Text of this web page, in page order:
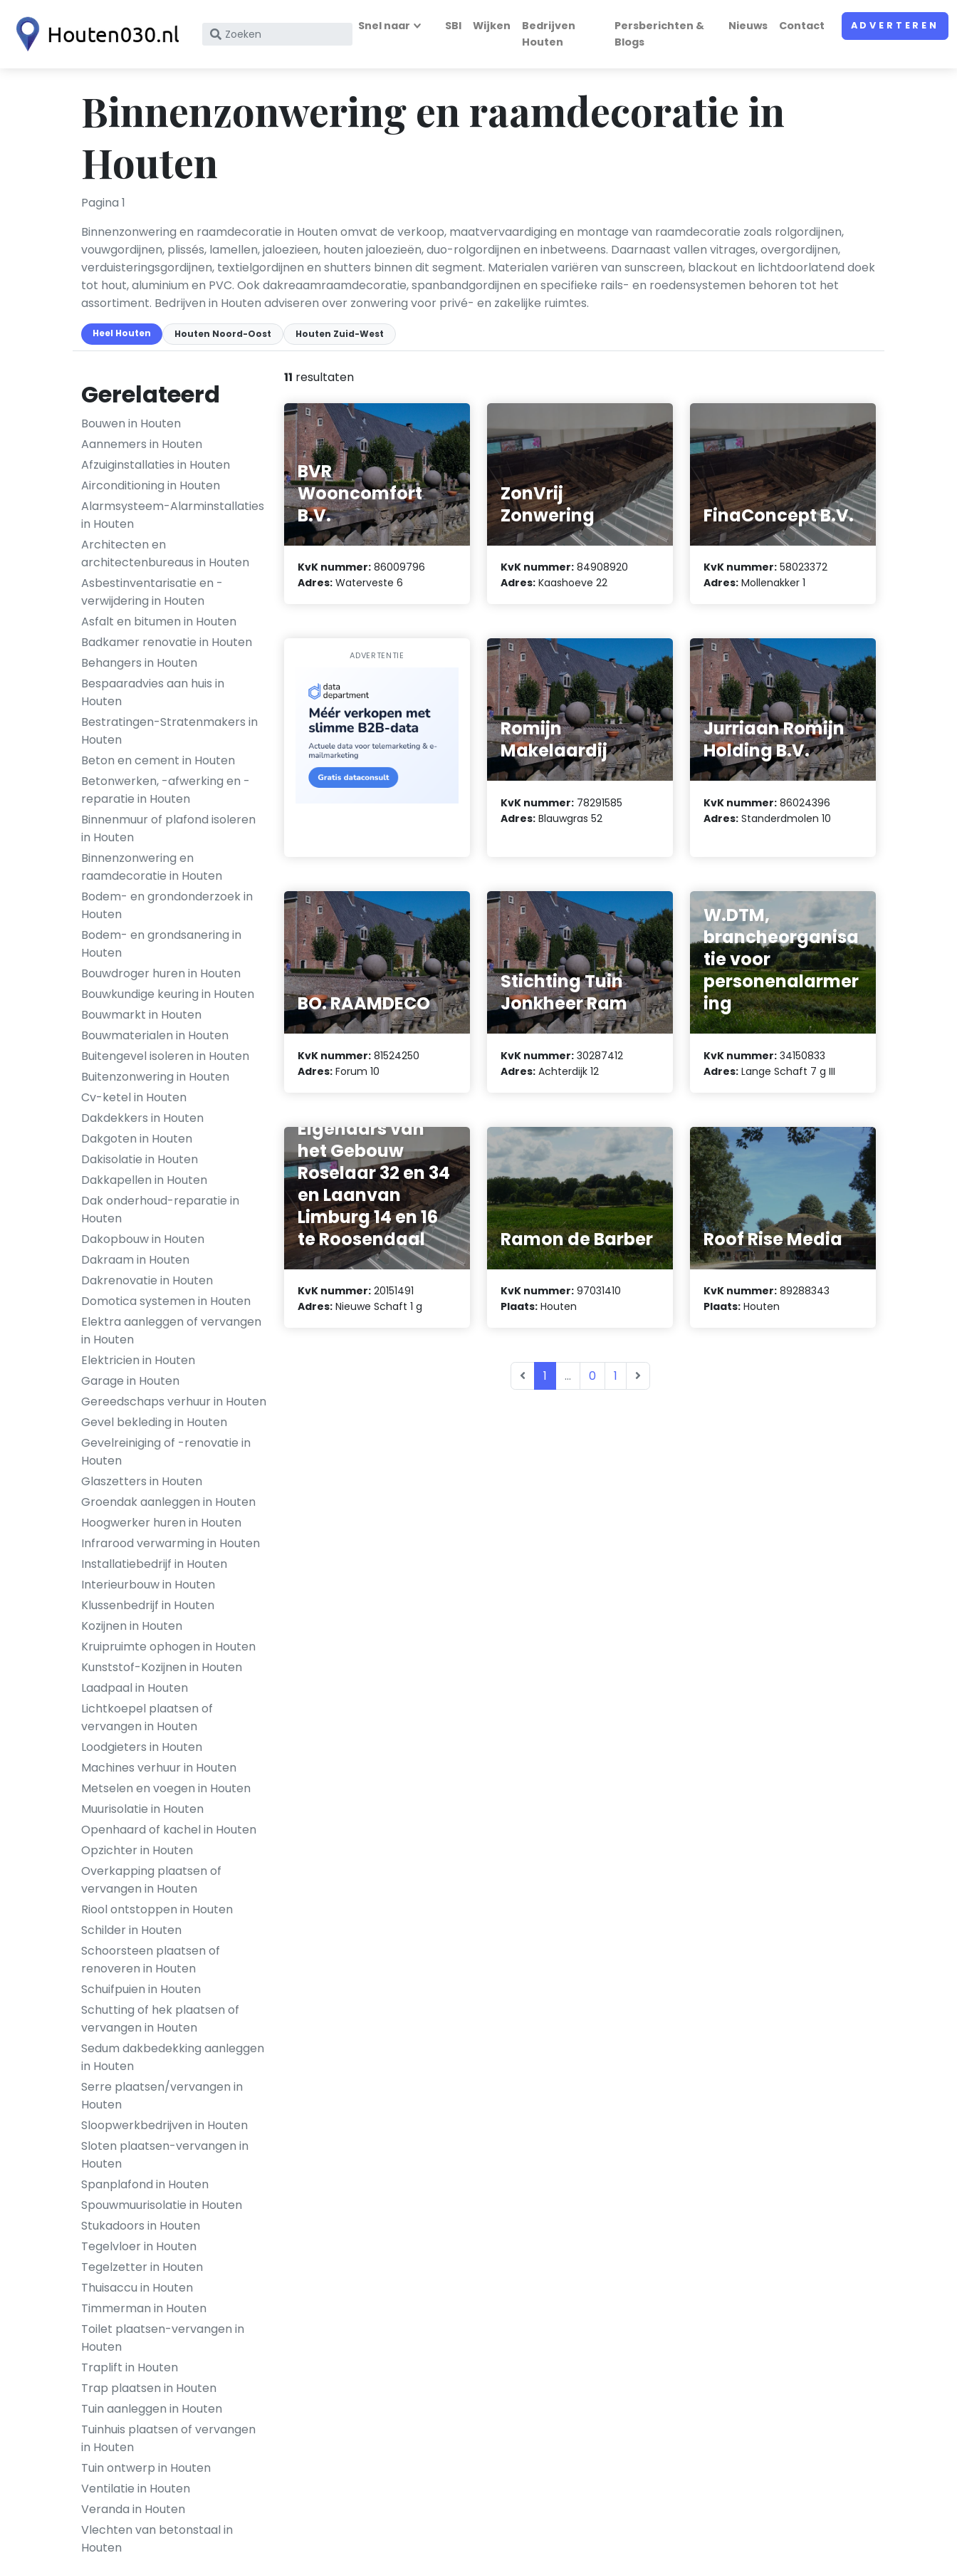
Zoek
KvK
nummer
Snel naar SBI Wijken
Bedrijven
Houten
Persberichten &
Blogs
Nieuws Contact ADVERTEREN
Binnenzonwering en raamdecoratie in
Houten
Pagina 1
Binnenzonwering en raamdecoratie in Houten omvat de verkoop, maatvervaardiging en montage van raamdecoratie zoals rolgordijnen,
vouwgordijnen, plissés, lamellen, jaloezieen, houten jaloezieën, duo-rolgordijnen en inbetweens. Daarnaast vallen vitrages, overgordijnen,
verduisteringsgordijnen, textielgordijnen en shutters binnen dit segment. Materialen variëren van sunscreen, blackout en lichtdoorlatend doek
tot hout, aluminium en PVC. Ook dakreaamraamdecoratie, spanbandgordijnen en specifieke rails- en roedensystemen behoren tot het
assortiment. Bedrijven in Houten adviseren over zonwering voor privé- en zakelijke ruimtes.
Heel Houten Houten Noord-Oost Houten Zuid-West
Gerelateerd
Bouwen in Houten
Aannemers in Houten
Afzuiginstallaties in Houten
Airconditioning in Houten
Alarmsysteem-Alarminstallaties
in Houten
Architecten en
architectenbureaus in Houten
Asbestinventarisatie en -
verwijdering in Houten
Asfalt en bitumen in Houten
Badkamer renovatie in Houten
Behangers in Houten
Bespaaradvies aan huis in
Houten
Bestratingen-Stratenmakers in
Houten
Beton en cement in Houten
Betonwerken, -afwerking en -
reparatie in Houten
Binnenmuur of plafond isoleren
in Houten
Binnenzonwering en
raamdecoratie in Houten
Bodem- en grondonderzoek in
Houten
Bodem- en grondsanering in
Houten
Bouwdroger huren in Houten
Bouwkundige keuring in Houten
Bouwmarkt in Houten
Bouwmaterialen in Houten
Buitengevel isoleren in Houten
Buitenzonwering in Houten
Cv-ketel in Houten
Dakdekkers in Houten
Dakgoten in Houten
Dakisolatie in Houten
Dakkapellen in Houten
Dak onderhoud-reparatie in
Houten
Dakopbouw in Houten
Dakraam in Houten
Dakrenovatie in Houten
Domotica systemen in Houten
Elektra aanleggen of vervangen
in Houten
Elektricien in Houten
Garage in Houten
Gereedschaps verhuur in Houten
Gevel bekleding in Houten
Gevelreiniging of -renovatie in
Houten
Glaszetters in Houten
Groendak aanleggen in Houten
Hoogwerker huren in Houten
Infrarood verwarming in Houten
Installatiebedrijf in Houten
Interieurbouw in Houten
Klussenbedrijf in Houten
Kozijnen in Houten
Kruipruimte ophogen in Houten
Kunststof-Kozijnen in Houten
Laadpaal in Houten
Lichtkoepel plaatsen of
vervangen in Houten
Loodgieters in Houten
Machines verhuur in Houten
Metselen en voegen in Houten
Muurisolatie in Houten
Openhaard of kachel in Houten
Opzichter in Houten
Overkapping plaatsen of
vervangen in Houten
Riool ontstoppen in Houten
Schilder in Houten
Schoorsteen plaatsen of
renoveren in Houten
Schuifpuien in Houten
Schutting of hek plaatsen of
vervangen in Houten
Sedum dakbedekking aanleggen
in Houten
Serre plaatsen/vervangen in
Houten
Sloopwerkbedrijven in Houten
Sloten plaatsen-vervangen in
Houten
Spanplafond in Houten
Spouwmuurisolatie in Houten
Stukadoors in Houten
Tegelvloer in Houten
Tegelzetter in Houten
Thuisaccu in Houten
Timmerman in Houten
Toilet plaatsen-vervangen in
Houten
Traplift in Houten
Trap plaatsen in Houten
Tuin aanleggen in Houten
Tuinhuis plaatsen of vervangen
in Houten
Tuin ontwerp in Houten
Ventilatie in Houten
Veranda in Houten
Vlechten van betonstaal in
Houten
11 resultaten
BVR
Wooncomfort
B.V.
KvK nummer: 86009796
Adres: Waterveste 6
ZonVrij
Zonwering
KvK nummer: 84908920
Adres: Kaashoeve 22
FinaConcept B.V.
KvK nummer: 58023372
Adres: Mollenakker 1
ADVERTENTIE
Romijn
Makelaardij
KvK nummer: 78291585
Adres: Blauwgras 52
Jurriaan Romijn
Holding B.V.
KvK nummer: 86024396
Adres: Standerdmolen 10
BO. RAAMDECO
KvK nummer: 81524250
Adres: Forum 10
Stichting Tuin
Jonkheer Ram
KvK nummer: 30287412
Adres: Achterdijk 12
W.DTM,
brancheorganisa
tie voor
personenalarmer
ing
KvK nummer: 34150833
Adres: Lange Schaft 7 g III
Eigenaars van
het Gebouw
Roselaar 32 en 34
en Laanvan
Limburg 14 en 16
te Roosendaal
KvK nummer: 20151491
Adres: Nieuwe Schaft 1 g
Ramon de Barber
KvK nummer: 97031410
Plaats: Houten
Roof Rise Media
KvK nummer: 89288343
Plaats: Houten
1 ... 0 1